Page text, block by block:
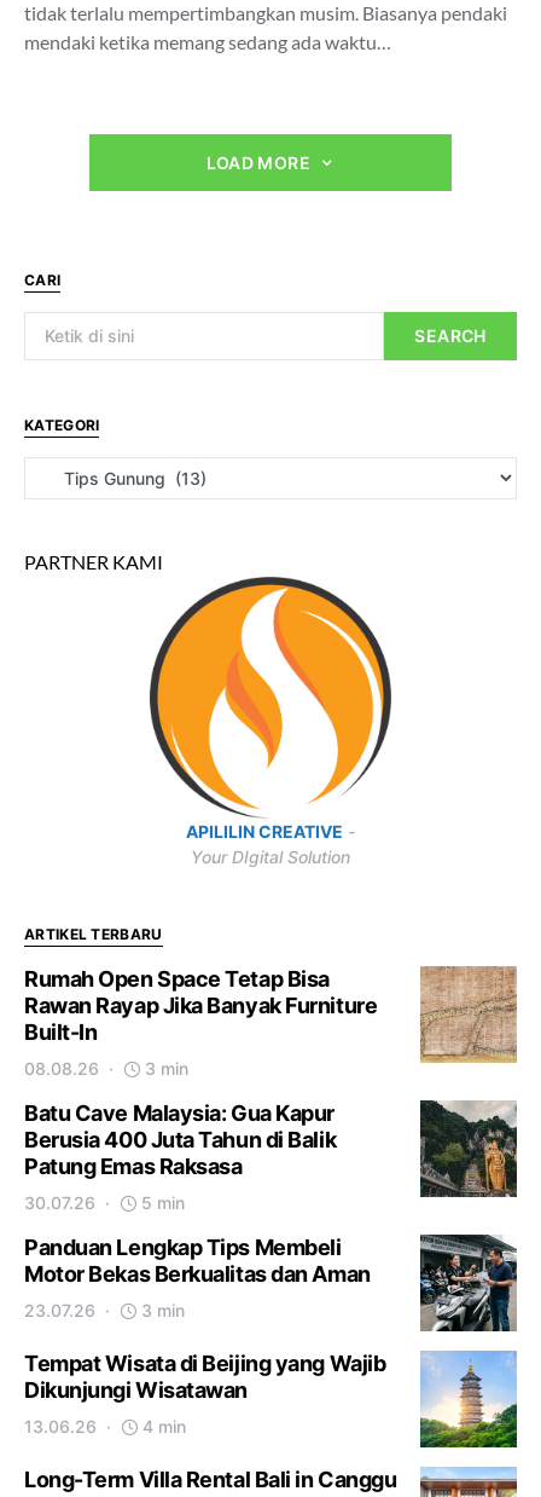
tidak terlalu mempertimbangkan musim. Biasanya pendaki
mendaki ketika memang sedang ada waktu…
LOAD MORE
CARI
SEARCH
KATEGORI
PARTNER KAMI
APILILIN CREATIVE -
Your DIgital Solution
ARTIKEL TERBARU
Rumah Open Space Tetap Bisa
Rawan Rayap Jika Banyak Furniture
Built-In
08.08.26 3 min
Batu Cave Malaysia: Gua Kapur
Berusia 400 Juta Tahun di Balik
Patung Emas Raksasa
30.07.26 5 min
Panduan Lengkap Tips Membeli
Motor Bekas Berkualitas dan Aman
23.07.26 3 min
Tempat Wisata di Beijing yang Wajib
Dikunjungi Wisatawan
13.06.26 4 min
Long-Term Villa Rental Bali in Canggu